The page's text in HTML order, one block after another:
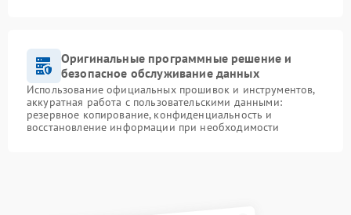
Оригинальные программные решение и
безопасное обслуживание данных
Использование официальных прошивок и инструментов,
аккуратная работа с пользовательскими данными:
резервное копирование, конфиденциальность и
восстановление информации при необходимости